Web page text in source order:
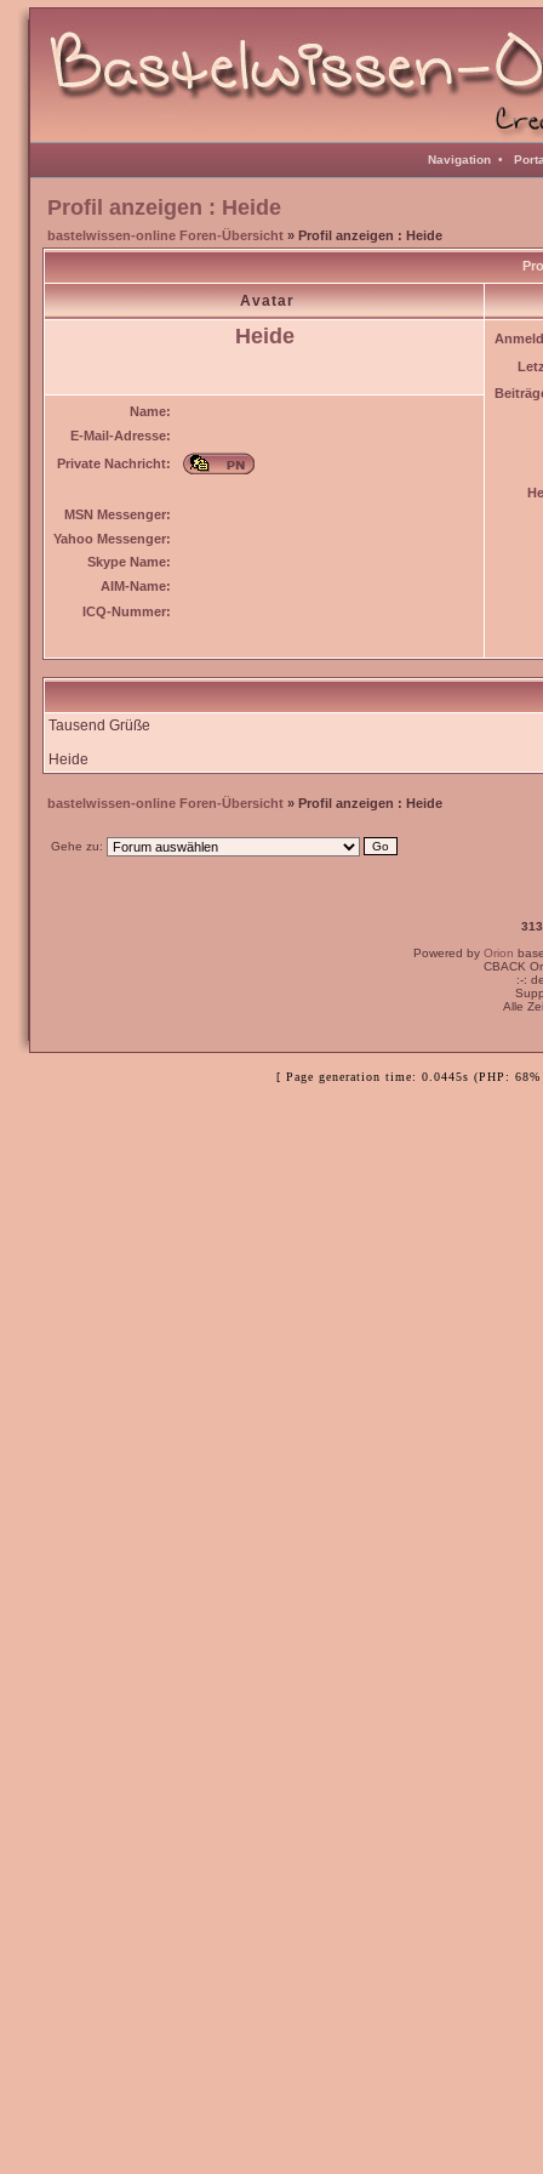
Navigation •
Profil anzeigen : Heide
bastelwissen-online Foren-Übersicht » Profil anzeigen : Heide
Avatar
Heide
Name:
E-Mail-Adresse:
Private Nachricht:
MSN Messenger:
Yahoo Messenger:
Skype Name:
AIM-Name:
ICQ-Nummer:
Tausend Grüße
Heide
bastelwissen-online Foren-Übersicht » Profil anzeigen : Heide
Gehe zu:
Powered by Orion
CBACK
:-:
Alle
[ Page generation time: 0.0445s (PHP: